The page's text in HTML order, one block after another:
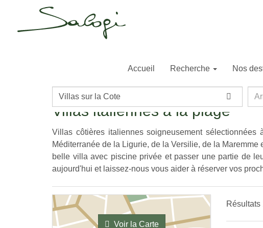
Accueil Recherche Nos
Destination/Nom
la
propriété
Page d'accueil Italie Sardaigne Villas sur la Cote
Villas italiennes à la plage
Villas côtières italiennes soigneusement
Méditerranée de la Ligurie, de la Versilie, de la
belle villa avec piscine privée et passer une partie de
aujourd'hui et laissez-nous vous aider à réserver vos
Résultats
Voir la Carte